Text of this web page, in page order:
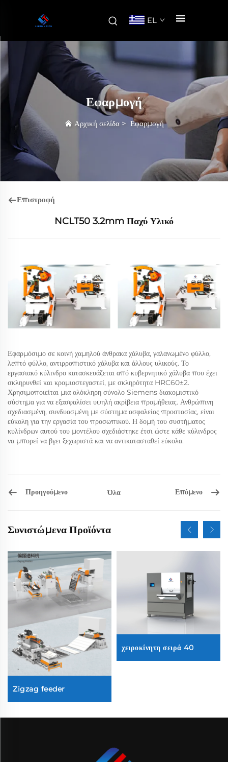
EL
Εφαρμογή
Αρχική σελίδα> Εφαρμογή
Επιστροφή
NCLT50 3.2mm Παχύ Υλικό
Εφαρμόσιμο σε κοινή χαμηλού άνθρακα χάλυβα, γαλανωμένο φύλλο,
λεπτό φύλλο, αντιρροπιστικό χάλυβα και άλλους υλικούς. Το
εργασιακό κύλινδρο κατασκευάζεται από κυβερνητικό χάλυβα που έχει
σκληρυνθεί και κρομιοστεγαστεί, με σκληρότητα HRC60±2.
Χρησιμοποιείται μια ολόκληρη σύνολο Siemens διακομιστικό
σύστημα για να εξασφαλίσει υψηλή ακρίβεια προμήθειας. Ανθρώπινη
σχεδιασμένη, συνδυασμένη με σύστημα ασφαλείας προστασίας, είναι
εύκολη για την εργασία του προσωπικού. Η δομή του συστήματος
κυλίνδρων αυτού του μοντέλου σχεδιάστηκε έτσι ώστε κάθε κύλινδρος
να μπορεί να βγει ξεχωριστά και να αντικατασταθεί εύκολα.
Προηγούμενο Όλα Επόμενο
Συνιστώμενα Προϊόντα
Zigzag feeder
χειροκίνητη σειρά 40